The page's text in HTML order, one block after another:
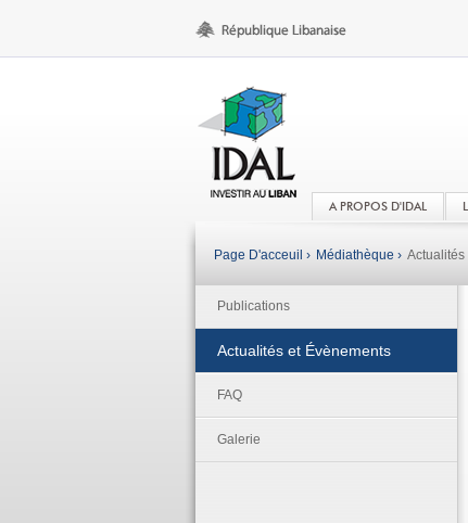
A PROPOS D'IDAL
Page D'acceuil › Médiathèque › Actualités
Publications
Actualités et Évènements
FAQ
Galerie